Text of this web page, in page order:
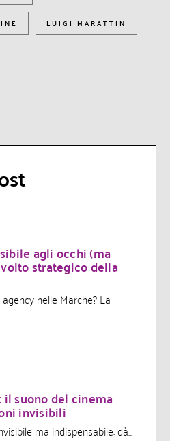
LUIGI MARATTIN
agli occhi (ma
strategico della
nelle Marche? La
suono del cinema
invisibili
ma indispensabile: dà...